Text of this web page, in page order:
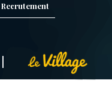
Recrutement